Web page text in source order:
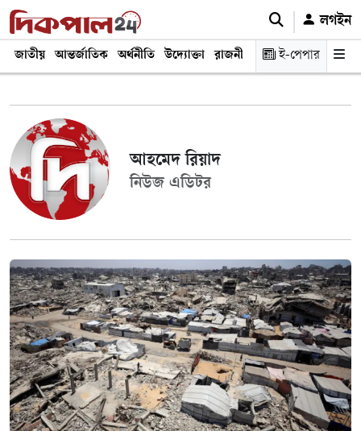
লগইন
জাতীয় আন্তর্জাতিক অর্থনীতি উদ্যোক্তা রাজনীতি শিক্ষা স্বাস্থ্য ও
ই-পেপার
আহমেদ রিয়াদ
নিউজ এডিটর